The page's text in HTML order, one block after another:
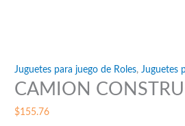
Juguetes para juego de Roles,Juguetes
CAMION
$155.76